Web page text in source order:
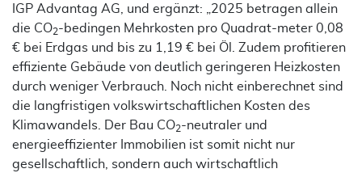
IGP Advantag AG, und ergänzt: „2025 betragen allein
die CO2-bedingen Mehrkosten pro Quadrat-meter 0,08
€ bei Erdgas und bis zu 1,19 € bei Öl. Zudem profitieren
effiziente Gebäude von deutlich geringeren Heizkosten
durch weniger Verbrauch. Noch nicht einberechnet sind
die langfristigen volkswirtschaftlichen Kosten des
Klimawandels. Der Bau CO2-neutraler und
energieeffizienter Immobilien ist somit nicht nur
gesellschaftlich, sondern auch wirtschaftlich